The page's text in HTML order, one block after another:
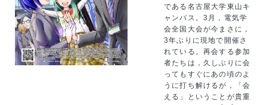
である名古屋大学東山キ
ャンパス。3月，電気学
会全国大会が今まさに，
3年ぶりに現地で開催さ
れている。再会する参加
者たちは，久しぶりに会
ってもすぐにあの頃のよ
うに打ち解けるが，「会
える」ということが貴重